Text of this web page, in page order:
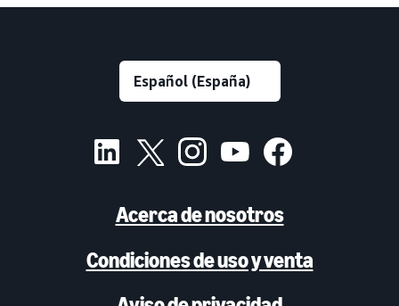
Acerca de nosotros
Condiciones de uso y venta